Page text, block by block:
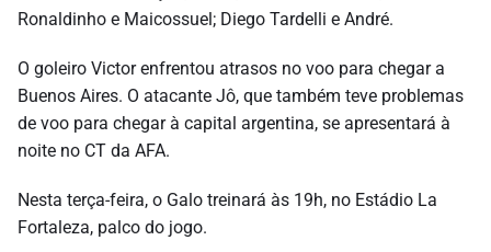
Ronaldinho e Maicossuel; Diego Tardelli e André.
O goleiro Victor enfrentou atrasos no voo para chegar a
Buenos Aires. O atacante Jô, que também teve problemas
de voo para chegar à capital argentina, se apresentará à
noite no CT da AFA.
Nesta terça-feira, o Galo treinará às 19h, no Estádio La
Fortaleza, palco do jogo.